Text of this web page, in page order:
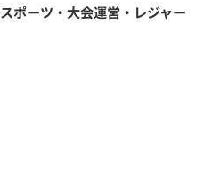
スポーツ・大会運営・レジャー